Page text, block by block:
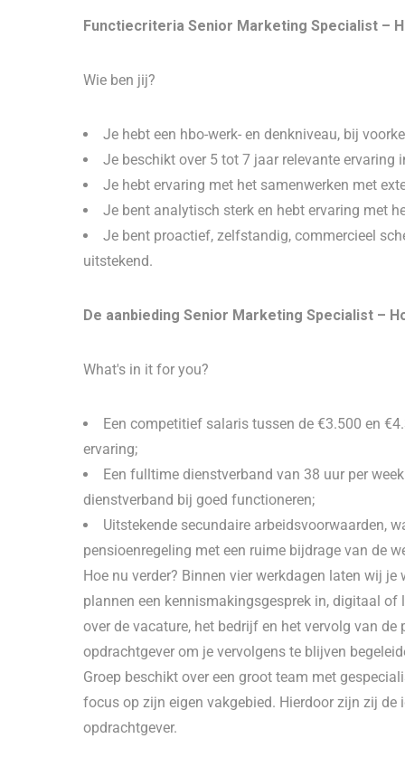
Functiecriteria Senior Marketing Specialist –
Wie ben jij?
Je hebt een hbo-werk- en denkniveau, bij
Je beschikt over 5 tot 7 jaar relevante
Je hebt ervaring met het samenwerken met
Je bent analytisch sterk en hebt ervaring met
Je bent proactief, zelfstandig, commercieel
uitstekend.
De aanbieding Senior Marketing Specialist –
What's in it for you?
Een competitief salaris tussen de €3.500 en
ervaring;
Een fulltime dienstverband van 38 uur per
dienstverband bij goed functioneren;
Uitstekende secundaire arbeidsvoorwaarden,
pensioenregeling met een ruime bijdrage van de
Hoe nu verder? Binnen vier werkdagen laten wij
plannen een kennismakingsgesprek in, digitaal
over de vacature, het bedrijf en het vervolg van
opdrachtgever om je vervolgens te blijven
Groep beschikt over een groot team met
focus op zijn eigen vakgebied. Hierdoor zijn zij
opdrachtgever.